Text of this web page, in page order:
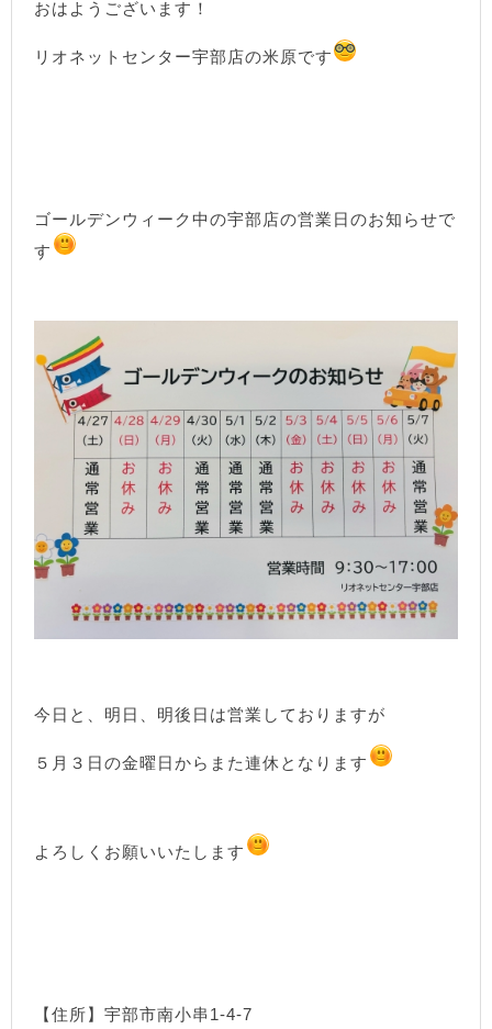
おはようございます！
リオネットセンター宇部店の米原です
ゴールデンウィーク中の宇部店の営業日のお知らせで
す
今日と、明日、明後日は営業しておりますが
５月３日の金曜日からまた連休となります
よろしくお願いいたします
【住所】宇部市南小串1-4-7